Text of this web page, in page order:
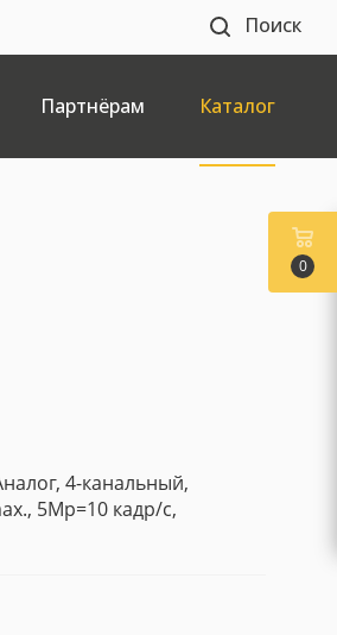
Поиск
Партнёрам Каталог
4-канальный,
5Mp=10 кадр/с,
0